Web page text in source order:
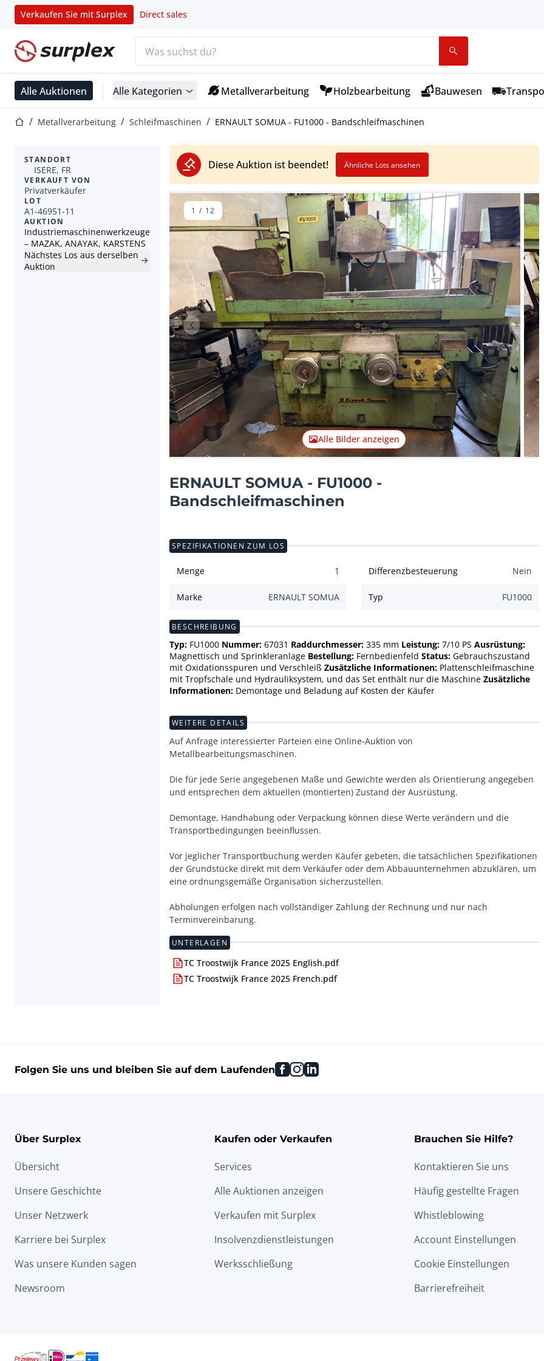
Verkaufen Sie mit Surplex Direct sales
Startseite
Alle Auktionen Alle Kategorien Metallverarbeitung Holzbearbeitung Bauwesen
StartseiteMetallverarbeitung Schleifmaschinen ERNAULT SOMUA - FU1000 - Bandschleifmaschinen
Diese Auktion ist beendet! Ähnliche Lots ansehen
STANDORT
ISERE, FR
VERKAUFT VON
Privatverkäufer
LOT
A1-46951-11
AUKTION
Industriemaschinenwerkzeuge
– MAZAK, ANAYAK, KARSTENS
Nächstes Los aus derselben
Auktion
Vorheriger Artikel
Alle Bilder anzeigen
1 / 12
ERNAULT SOMUA - FU1000 -
Bandschleifmaschinen
SPEZIFIKATIONEN ZUM LOS
Menge 1 Differenzbesteuerung Nein
Marke ERNAULT SOMUA Typ FU1000
BESCHREIBUNG
Typ: FU1000 Nummer: 67031 Raddurchmesser: 335 mm Leistung: 7/10 PS Ausrüstung:
Magnettisch und Sprinkleranlage Bestellung: Fernbedienfeld Status: Gebrauchszustand
mit Oxidationsspuren und Verschleiß Zusätzliche Informationen: Plattenschleifmaschine
mit Tropfschale und Hydrauliksystem, und das Set enthält nur die Maschine Zusätzliche
Informationen: Demontage und Beladung auf Kosten der Käufer
WEITERE DETAILS
Auf Anfrage interessierter Parteien eine Online-Auktion von
Metallbearbeitungsmaschinen.
Die für jede Serie angegebenen Maße und Gewichte werden als Orientierung angegeben
und entsprechen dem aktuellen (montierten) Zustand der Ausrüstung.
Demontage, Handhabung oder Verpackung können diese Werte verändern und die
Transportbedingungen beeinflussen.
Vor jeglicher Transportbuchung werden Käufer gebeten, die tatsächlichen Spezifikationen
der Grundstücke direkt mit dem Verkäufer oder dem Abbauunternehmen abzuklären, um
eine ordnungsgemäße Organisation sicherzustellen.
Abholungen erfolgen nach vollständiger Zahlung der Rechnung und nur nach
Terminvereinbarung.
UNTERLAGEN
TC Troostwijk France 2025 English.pdf
TC Troostwijk France 2025 French.pdf
Folgen Sie uns und bleiben Sie auf dem Laufenden facebook
instagram
linkedin
Über Surplex
Übersicht
Unsere Geschichte
Unser Netzwerk
Karriere bei Surplex
Was unsere Kunden sagen
Newsroom
Kaufen oder Verkaufen
Services
Alle Auktionen anzeigen
Verkaufen mit Surplex
Insolvenzdienstleistungen
Werksschließung
Brauchen Sie Hilfe?
Kontaktieren Sie uns
Häufig gestellte Fragen
Whistleblowing
Account Einstellungen
Cookie Einstellungen
Barrierefreiheit